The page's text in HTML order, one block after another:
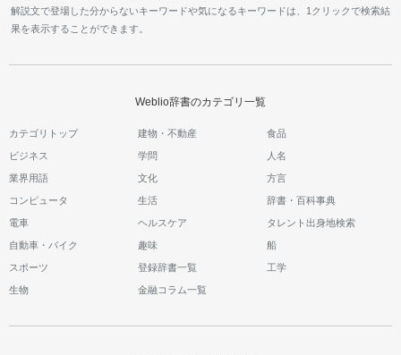
解説文で登場した分からないキーワードや気になるキーワードは、1クリックで検索結
果を表示することができます。
Weblio辞書のカテゴリ一覧
カテゴリトップ 建物・不動産 食品
ビジネス 学問 人名
業界用語 文化 方言
コンピュータ 生活 辞書・百科事典
電車 ヘルスケア タレント出身地検索
自動車・バイク 趣味 船
スポーツ 登録辞書一覧 工学
生物 金融コラム一覧